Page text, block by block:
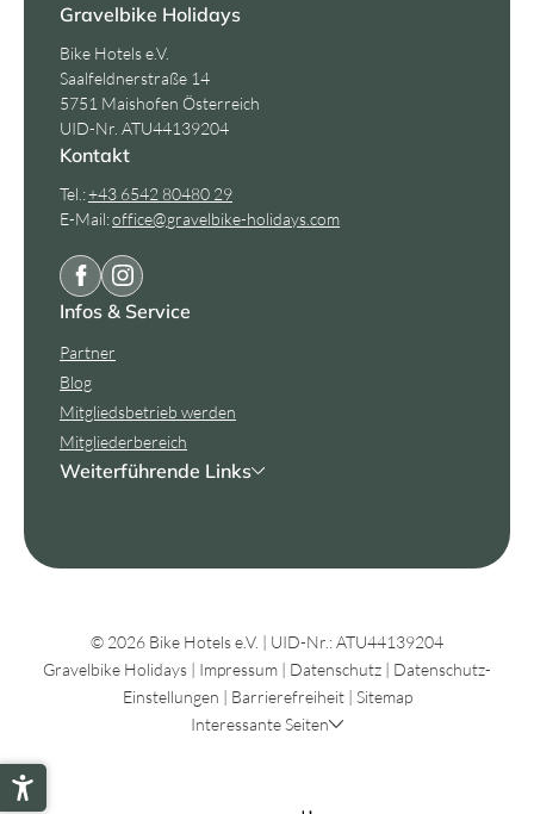
Gravelbike Holidays
Bike Hotels e.V.
Saalfeldnerstraße 14
5751 Maishofen Österreich
UID-Nr. ATU44139204
Kontakt
Tel.:+43 6542 80480 29
E-Mail:office@gravelbike-holidays.com
Infos & Service
Partner
Blog
Mitgliedsbetrieb werden
Mitgliederbereich
Weiterführende Links
© 2026 Bike Hotels e.V. | UID-Nr.: ATU44139204
Gravelbike Holidays | Impressum | Datenschutz | Datenschutz-
Einstellungen | Barrierefreiheit | Sitemap
Interessante Seiten